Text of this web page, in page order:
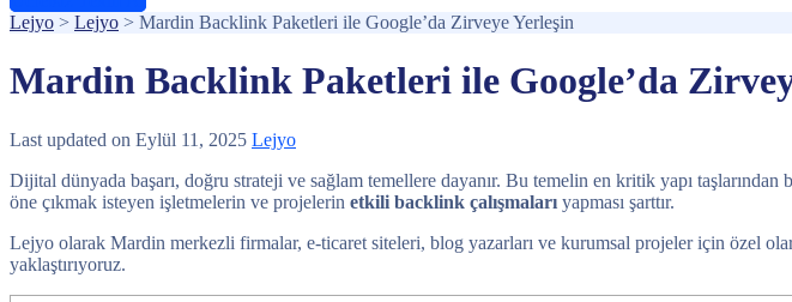
Lejyo > Lejyo > Mardin Backlink Paketleri ile Google’da Zirveye Yerleşin
Mardin Backlink Paketleri ile Google’da
Last updated on Eylül 11, 2025 Lejyo
Dijital dünyada başarı, doğru strateji ve sağlam temellere dayanır. Bu temelin en kritik yapı taşlarından
öne çıkmak isteyen işletmelerin ve projelerin etkili backlink çalışmaları yapması şarttır.
Lejyo olarak Mardin merkezli firmalar, e-ticaret siteleri, blog yazarları ve kurumsal projeler için özel
yaklaştırıyoruz.